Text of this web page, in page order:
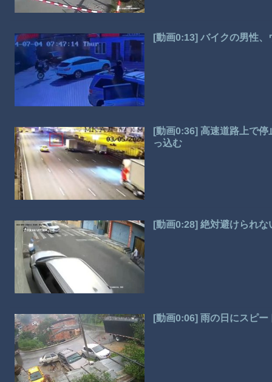
[動画0:13] バイクの男性
[動画0:36] 高速道路上で
っ込む
[動画0:28] 絶対避けられ
[動画0:06] 雨の日にスピ